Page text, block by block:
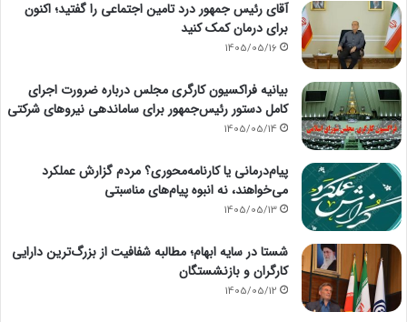
آقای رئیس جمهور درد تامین اجتماعی را گفتید؛ اکنون
برای درمان کمک کنید
1405/05/16
بیانیه فراکسیون کارگری مجلس درباره ضرورت اجرای
کامل دستور رئیس‌جمهور برای ساماندهی نیروهای شرکتی
1405/05/14
پیام‌درمانی یا کارنامه‌محوری؟ مردم گزارش عملکرد
می‌خواهند، نه انبوه پیام‌های مناسبتی
1405/05/13
شستا در سایه ابهام؛ مطالبه شفافیت از بزرگ‌ترین دارایی
کارگران و بازنشستگان
1405/05/12